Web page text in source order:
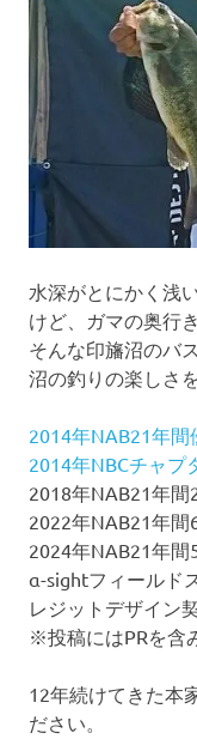
水深がとにかく浅
けど、ガマの奥行
そんな印旛沼のバ
沼の釣りの楽しさ
2014年NAB21年間
2014年NBCチャプ
2018年NAB21年間
2022年NAB21年間
2024年NAB21年間
α-sightフィールド
レジットデザイン
※投稿にはPRを含
12年続けてきた本
ださい。